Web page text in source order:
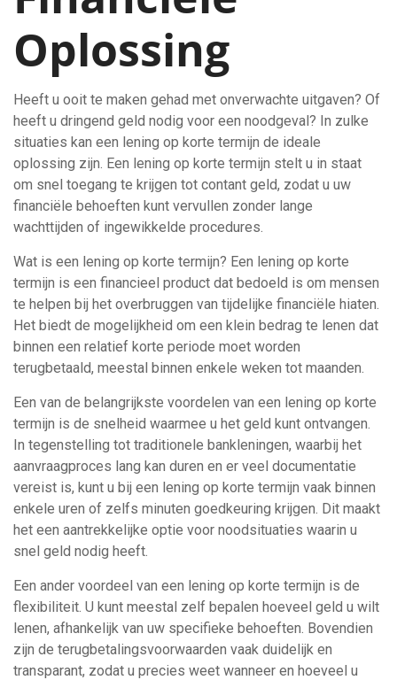
Oplossing
Heeft u ooit te maken gehad met onverwachte uitgaven? Of
heeft u dringend geld nodig voor een noodgeval? In zulke
situaties kan een lening op korte termijn de ideale
oplossing zijn. Een lening op korte termijn stelt u in staat
om snel toegang te krijgen tot contant geld, zodat u uw
financiële behoeften kunt vervullen zonder lange
wachttijden of ingewikkelde procedures.
Wat is een lening op korte termijn? Een lening op korte
termijn is een financieel product dat bedoeld is om mensen
te helpen bij het overbruggen van tijdelijke financiële hiaten.
Het biedt de mogelijkheid om een klein bedrag te lenen dat
binnen een relatief korte periode moet worden
terugbetaald, meestal binnen enkele weken tot maanden.
Een van de belangrijkste voordelen van een lening op korte
termijn is de snelheid waarmee u het geld kunt ontvangen.
In tegenstelling tot traditionele bankleningen, waarbij het
aanvraagproces lang kan duren en er veel documentatie
vereist is, kunt u bij een lening op korte termijn vaak binnen
enkele uren of zelfs minuten goedkeuring krijgen. Dit maakt
het een aantrekkelijke optie voor noodsituaties waarin u
snel geld nodig heeft.
Een ander voordeel van een lening op korte termijn is de
flexibiliteit. U kunt meestal zelf bepalen hoeveel geld u wilt
lenen, afhankelijk van uw specifieke behoeften. Bovendien
zijn de terugbetalingsvoorwaarden vaak duidelijk en
transparant, zodat u precies weet wanneer en hoeveel u